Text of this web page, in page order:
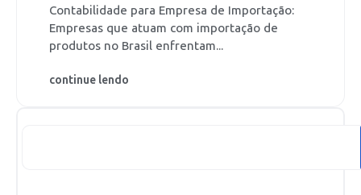
Contabilidade para Empresa de Importação:
Empresas que atuam com importação de
produtos no Brasil enfrentam...
continue lendo